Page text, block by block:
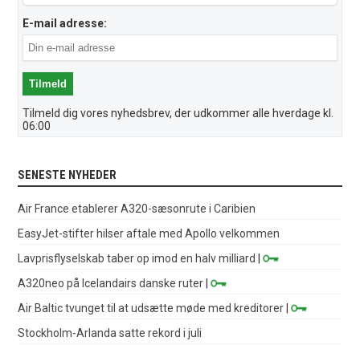
E-mail adresse:
Tilmeld dig vores nyhedsbrev, der udkommer alle hverdage kl.
06:00
SENESTE NYHEDER
Air France etablerer A320-sæsonrute i Caribien
EasyJet-stifter hilser aftale med Apollo velkommen
Lavprisflyselskab taber op imod en halv milliard
|
A320neo på Icelandairs danske ruter |
Air Baltic tvunget til at udsætte møde med kreditorer |
Stockholm-Arlanda satte rekord i juli